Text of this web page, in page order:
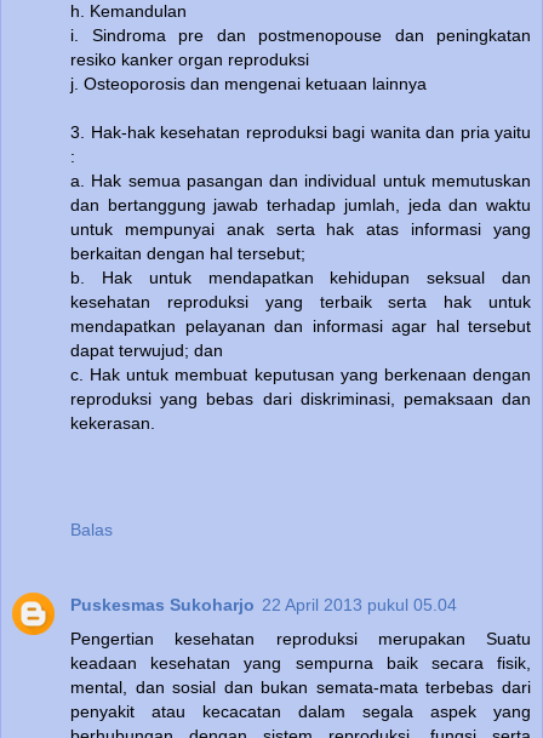
h. Kemandulan
i. Sindroma pre dan postmenopouse dan peningkatan
resiko kanker organ reproduksi
j. Osteoporosis dan mengenai ketuaan lainnya
3. Hak-hak kesehatan reproduksi bagi wanita dan pria yaitu
:
a. Hak semua pasangan dan individual untuk memutuskan
dan bertanggung jawab terhadap jumlah, jeda dan waktu
untuk mempunyai anak serta hak atas informasi yang
berkaitan dengan hal tersebut;
b. Hak untuk mendapatkan kehidupan seksual dan
kesehatan reproduksi yang terbaik serta hak untuk
mendapatkan pelayanan dan informasi agar hal tersebut
dapat terwujud; dan
c. Hak untuk membuat keputusan yang berkenaan dengan
reproduksi yang bebas dari diskriminasi, pemaksaan dan
kekerasan.
Balas
Puskesmas Sukoharjo 22 April 2013 pukul 05.04
Pengertian kesehatan reproduksi merupakan Suatu
keadaan kesehatan yang sempurna baik secara fisik,
mental, dan sosial dan bukan semata-mata terbebas dari
penyakit atau kecacatan dalam segala aspek yang